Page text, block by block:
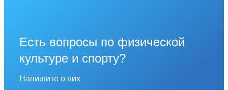
Есть вопросы по физической
культуре и спорту?
Напишите о них